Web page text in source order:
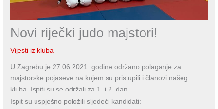
Novi riječki judo majstori!
Vijesti iz kluba
U Zagrebu je 27.06.2021. godine održano polaganje za
majstorske pojaseve na kojem su pristupili i članovi našeg
kluba. Ispiti su se održali za 1. i 2. dan
Ispit su uspješno položili sljedeći kandidati: